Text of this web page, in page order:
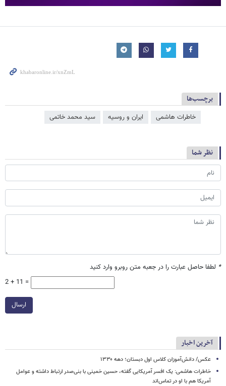
برچسب‌ها
خاطرات هاشمی ایران و روسیه سید محمد خاتمی
نظر شما
* لطفا حاصل عبارت را در جعبه متن روبرو وارد کنید
2 + 11 =
ارسال
آخرین اخبار
عکس/ دانش‌آموزان کلاس اول دبستان؛ دهه ۱۳۳۰
خاطرات هاشمی: یک افسر آمریکایی‌ گفته، حسین خمینی با بنی‌صدر ارتباط داشته و عوامل‌
آمریکا هم با او در تماس‌اند